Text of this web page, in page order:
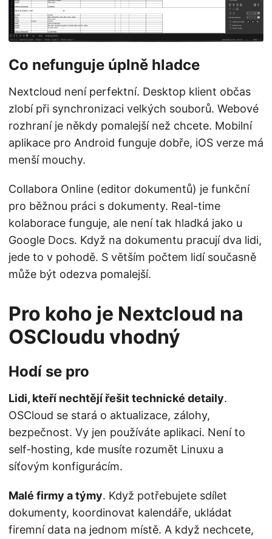
Co nefunguje úplně hladce
Nextcloud není perfektní. Desktop klient občas
zlobí při synchronizaci velkých souborů. Webové
rozhraní je někdy pomalejší než chcete. Mobilní
aplikace pro Android funguje dobře, iOS verze má
menší mouchy.
Collabora Online (editor dokumentů) je funkční
pro běžnou práci s dokumenty. Real-time
kolaborace funguje, ale není tak hladká jako u
Google Docs. Když na dokumentu pracují dva lidi,
jede to v pohodě. S větším počtem lidí současně
může být odezva pomalejší.
Pro koho je Nextcloud na
OSCloudu vhodný
Hodí se pro
Lidi, kteří nechtějí řešit technické detaily.
OSCloud se stará o aktualizace, zálohy,
bezpečnost. Vy jen používáte aplikaci. Není to
self-hosting, kde musíte rozumět Linuxu a
síťovým konfigurácím.
Malé firmy a týmy. Když potřebujete sdílet
dokumenty, koordinovat kalendáře, ukládat
firemní data na jednom místě. A když nechcete,